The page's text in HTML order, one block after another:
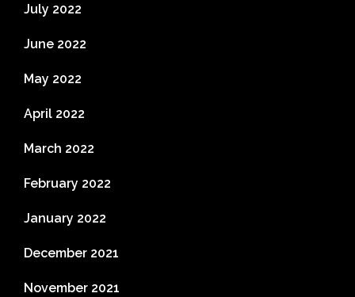
July 2022
June 2022
May 2022
April 2022
March 2022
February 2022
January 2022
December 2021
November 2021